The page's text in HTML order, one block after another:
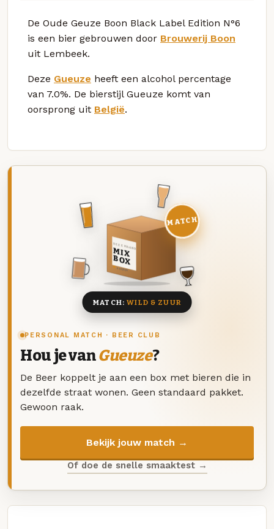
De Oude Geuze Boon Black Label Edition N°6
is een bier gebrouwen door Brouwerij Boon
uit Lembeek.
Deze Gueuze heeft een alcohol percentage
van 7.0%. De bierstijl Gueuze komt van
oorsprong uit België.
PERSONAL MATCH · BEER CLUB
Hou je vanGueuze?
De Beer koppelt je aan een box met bieren die in
dezelfde straat wonen. Geen standaard pakket.
Gewoon raak.
Bekijk jouw match →
Of doe de snelle smaaktest →
DEZE MAAND
MIX
BOX
8 BIEREN
MATCH
MATCH:WILD & ZUUR